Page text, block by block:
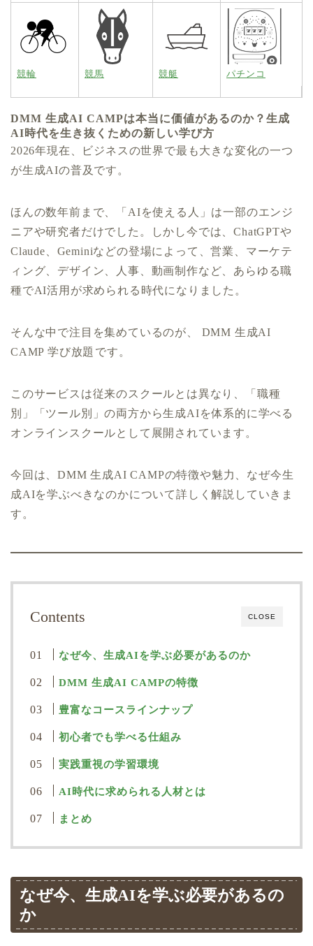
競輪 競馬 競艇 パチンコ
DMM 生成AI CAMPは本当に価値があるのか？生成
AI時代を生き抜くための新しい学び方
2026年現在、ビジネスの世界で最も大きな変化の一つ
が生成AIの普及です。
ほんの数年前まで、「AIを使える人」は一部のエンジ
ニアや研究者だけでした。しかし今では、ChatGPTや
Claude、Geminiなどの登場によって、営業、マーケテ
ィング、デザイン、人事、動画制作など、あらゆる職
種でAI活用が求められる時代になりました。
そんな中で注目を集めているのが、 DMM 生成AI
CAMP 学び放題⁠です。
このサービスは従来のスクールとは異なり、「職種
別」「ツール別」の両方から生成AIを体系的に学べる
オンラインスクールとして展開されています。
今回は、DMM 生成AI CAMPの特徴や魅力、なぜ今生
成AIを学ぶべきなのかについて詳しく解説していきま
す。
CLOSE
Contents
なぜ今、生成AIを学ぶ必要があるのか
DMM 生成AI CAMPの特徴
豊富なコースラインナップ
初心者でも学べる仕組み
実践重視の学習環境
AI時代に求められる人材とは
まとめ
なぜ今、生成AIを学ぶ必要があるの
か